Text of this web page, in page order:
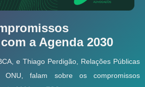
a Agenda 2030
e Thiago Perdigão, Relações Públicas
falam sobre os compromissos